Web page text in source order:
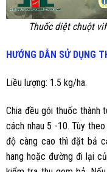
Thuốc diệt chuột
HƯỚNG DẪN SỬ DỤNG
Liều lượng: 1.5 kg/ha.
Chia đều gói thuốc
cách nhau 5 -10. Tùy
độ càng cao thì đặt bả
hang hoặc đường đi lại